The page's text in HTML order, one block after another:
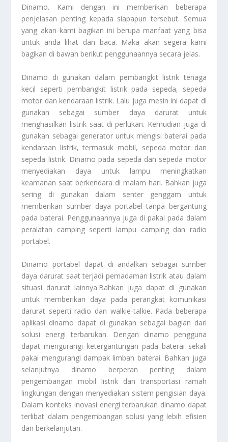
Dinamo. Kami dengan ini memberikan beberapa
penjelasan penting kepada siapapun tersebut. Semua
yang akan kami bagikan ini berupa manfaat yang bisa
untuk anda lihat dan baca. Maka akan segera kami
bagikan di bawah berikut penggunaannya secara jelas.
Dinamo di gunakan dalam pembangkit listrik tenaga
kecil seperti pembangkit listrik pada sepeda, sepeda
motor dan kendaraan listrik. Lalu juga mesin ini dapat di
gunakan sebagai sumber daya darurat untuk
menghasilkan listrik saat di perlukan. Kemudian juga di
gunakan sebagai generator untuk mengisi baterai pada
kendaraan listrik, termasuk mobil, sepeda motor dan
sepeda listrik. Dinamo pada sepeda dan sepeda motor
menyediakan daya untuk lampu meningkatkan
keamanan saat berkendara di malam hari. Bahkan juga
sering di gunakan dalam senter genggam untuk
memberikan sumber daya portabel tanpa bergantung
pada baterai. Penggunaannya juga di pakai pada dalam
peralatan camping seperti lampu camping dan radio
portabel.
Dinamo portabel dapat di andalkan sebagai sumber
daya darurat saat terjadi pemadaman listrik atau dalam
situasi darurat lainnya.Bahkan juga dapat di gunakan
untuk memberikan daya pada perangkat komunikasi
darurat seperti radio dan walkie-talkie. Pada beberapa
aplikasi dinamo dapat di gunakan sebagai bagian dari
solusi energi terbarukan. Dengan dinamo pengguna
dapat mengurangi ketergantungan pada baterai sekali
pakai mengurangi dampak limbah baterai. Bahkan juga
selanjutnya dinamo berperan penting dalam
pengembangan mobil listrik dan transportasi ramah
lingkungan dengan menyediakan sistem pengisian daya.
Dalam konteks inovasi energi terbarukan dinamo dapat
terlibat dalam pengembangan solusi yang lebih efisien
dan berkelanjutan.